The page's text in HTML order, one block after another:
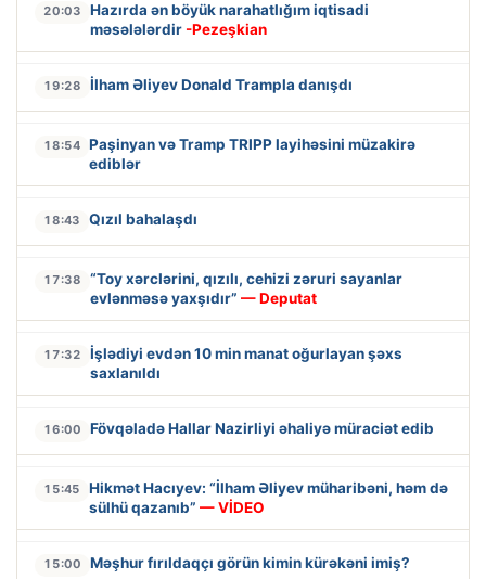
20:03
Hazırda ən böyük narahatlığım iqtisadi
məsələlərdir -Pezeşkian
19:28 İlham Əliyev Donald Trampla danışdı
18:54 Paşinyan və Tramp TRIPP layihəsini müzakirə
ediblər
18:43 Qızıl bahalaşdı
17:38
“Toy xərclərini, qızılı, cehizi zəruri sayanlar
evlənməsə yaxşıdır” — Deputat
17:32
İşlədiyi evdən 10 min manat oğurlayan şəxs
saxlanıldı
16:00 Fövqəladə Hallar Nazirliyi əhaliyə müraciət edib
15:45
Hikmət Hacıyev: “İlham Əliyev müharibəni, həm də
sülhü qazanıb” — VİDEO
15:00 Məşhur fırıldaqçı görün kimin kürəkəni imiş?